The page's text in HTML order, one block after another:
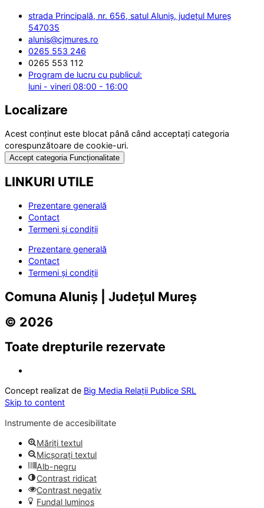
strada Principală, nr. 656, satul Aluniș, județul Mureș
547035
alunis@cjmures.ro
0265 553 246
0265 553 112
Program de lucru cu publicul:
luni - vineri 08:00 - 16:00
Localizare
Acest conținut este blocat până când acceptați categoria
corespunzătoare de cookie-uri.
Accept categoria Funcționalitate
LINKURI UTILE
Prezentare generală
Contact
Termeni și condiții
Prezentare generală
Contact
Termeni și condiții
Comuna Aluniș | Județul Mureș
© 2026
Toate drepturile rezervate
Concept realizat de Big Media Relații Publice SRL
Skip to content
Instrumente de accesibilitate
Măriți textul
Micșorați textul
Alb-negru
Contrast ridicat
Contrast negativ
Fundal luminos